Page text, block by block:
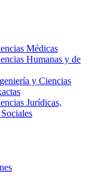
Médicas
Humanas y de
y Ciencias
Jurídicas,